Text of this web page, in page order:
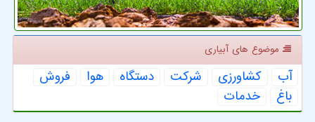
موضوع های آبیاری
آب كشاورزی شركت دستگاه هوا
فروش
باغ
خدمات